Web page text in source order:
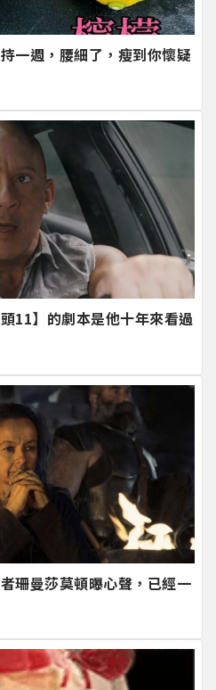
一週，腰細了，瘦到你懷疑
11】的劇本是他十年來看過
珊曼莎莫頓曝心聲，已經一